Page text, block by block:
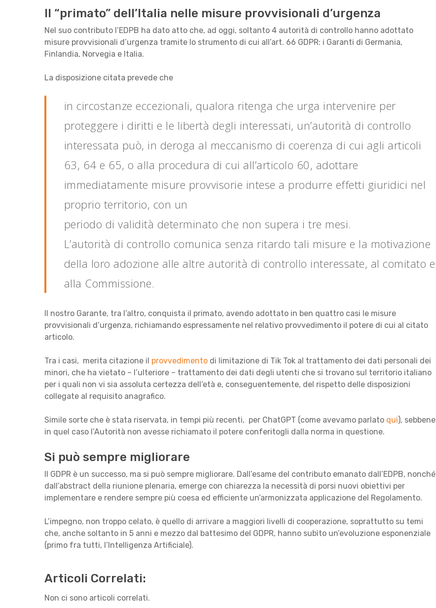
Il “primato” dell’Italia nelle misure provvisionali d’urgenza
Nel suo contributo l’EDPB ha dato atto che, ad oggi, soltanto 4 autorità di controllo hanno adottato
misure provvisionali d’urgenza tramite lo strumento di cui all’art. 66 GDPR: i Garanti di Germania,
Finlandia, Norvegia e Italia.
La disposizione citata prevede che
in circostanze eccezionali, qualora ritenga che urga intervenire per
proteggere i diritti e le libertà degli interessati, un’autorità di controllo
interessata può, in deroga al meccanismo di coerenza di cui agli articoli
63, 64 e 65, o alla procedura di cui all’articolo 60, adottare
immediatamente misure provvisorie intese a produrre effetti giuridici nel
proprio territorio, con un
periodo di validità determinato che non supera i tre mesi.
L’autorità di controllo comunica senza ritardo tali misure e la motivazione
della loro adozione alle altre autorità di controllo interessate, al comitato e
alla Commissione.
Il nostro Garante, tra l’altro, conquista il primato, avendo adottato in ben quattro casi le misure
provvisionali d’urgenza, richiamando espressamente nel relativo provvedimento il potere di cui al citato
articolo.
Tra i casi, merita citazione il provvedimento di limitazione di Tik Tok al trattamento dei dati personali dei
minori, che ha vietato – l’ulteriore – trattamento dei dati degli utenti che si trovano sul territorio italiano
per i quali non vi sia assoluta certezza dell’età e, conseguentemente, del rispetto delle disposizioni
collegate al requisito anagrafico.
Simile sorte che è stata riservata, in tempi più recenti, per ChatGPT (come avevamo parlato qui), sebbene
in quel caso l’Autorità non avesse richiamato il potere conferitogli dalla norma in questione.
Si può sempre migliorare
Il GDPR è un successo, ma si può sempre migliorare. Dall’esame del contributo emanato dall’EDPB, nonché
dall’abstract della riunione plenaria, emerge con chiarezza la necessità di porsi nuovi obiettivi per
implementare e rendere sempre più coesa ed efficiente un’armonizzata applicazione del Regolamento.
L’impegno, non troppo celato, è quello di arrivare a maggiori livelli di cooperazione, soprattutto su temi
che, anche soltanto in 5 anni e mezzo dal battesimo del GDPR, hanno subìto un’evoluzione esponenziale
(primo fra tutti, l’Intelligenza Artificiale).
Articoli Correlati:
Non ci sono articoli correlati.